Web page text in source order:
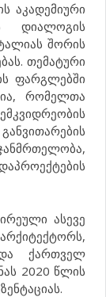
აკადემიური
დიალოგის
შორის
თემატური
ფარგლებში
რომელთა
ასევე
ქართველ
2020 წლის